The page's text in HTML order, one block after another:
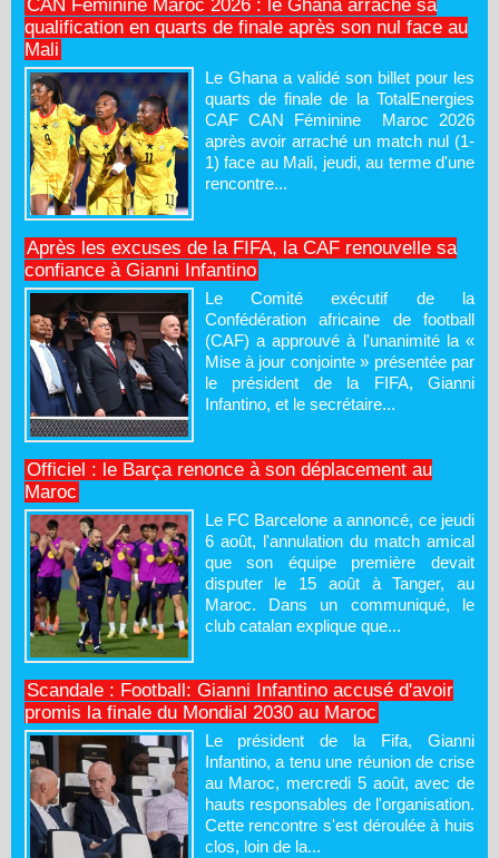
CAN Féminine Maroc 2026 : le Ghana arrache sa
qualification en quarts de finale après son nul face au
Mali
Le Ghana a validé son billet pour les
quarts de finale de la TotalEnergies
CAF CAN Féminine Maroc 2026
après avoir arraché un match nul (1-
1) face au Mali, jeudi, au terme d'une
rencontre...
Après les excuses de la FIFA, la CAF renouvelle sa
confiance à Gianni Infantino
Le Comité exécutif de la
Confédération africaine de football
(CAF) a approuvé à l'unanimité la «
Mise à jour conjointe » présentée par
le président de la FIFA, Gianni
Infantino, et le secrétaire...
Officiel : le Barça renonce à son déplacement au
Maroc
Le FC Barcelone a annoncé, ce jeudi
6 août, l'annulation du match amical
que son équipe première devait
disputer le 15 août à Tanger, au
Maroc. Dans un communiqué, le
club catalan explique que...
Scandale : Football: Gianni Infantino accusé d'avoir
promis la finale du Mondial 2030 au Maroc
Le président de la Fifa, Gianni
Infantino, a tenu une réunion de crise
au Maroc, mercredi 5 août, avec de
hauts responsables de l'organisation.
Cette rencontre s'est déroulée à huis
clos, loin de la...